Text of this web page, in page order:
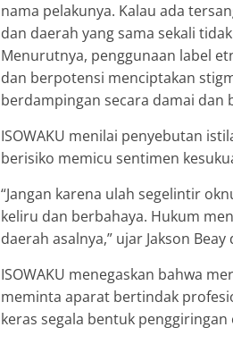
nama pelakunya. Kalau ada
dan daerah yang sama sekali
Menurutnya, penggunaan label
dan berpotensi menciptakan
berdampingan secara damai
ISOWAKU menilai penyebutan
berisiko memicu sentimen
“Jangan karena ulah segelintir
keliru dan berbahaya. Hukum
daerah asalnya,” ujar Jakson
ISOWAKU menegaskan bahwa
meminta aparat bertindak
keras segala bentuk